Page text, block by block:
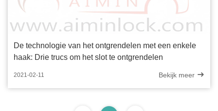
De technologie van het ontgrendelen met een enkele
haak: Drie trucs om het slot te ontgrendelen
2021-02-11 Bekijk meer